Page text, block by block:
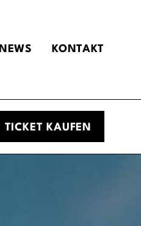
NEWS KONTAKT
TICKET KAUFEN